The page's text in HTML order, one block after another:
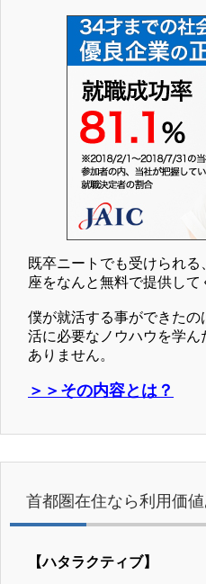
既卒ニートでも受けられ
座をなんと無料で提供して
僕が就活する事ができた
活に必要なノウハウを学
ありません。
＞＞その内容とは？
首都圏在住なら利用価値
【ハタラクティブ】